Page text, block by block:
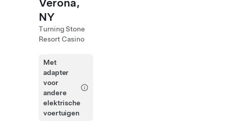
NY
Turning Stone
Resort Casino
Met
adapter
voor
andere
elektrische
voertuigen